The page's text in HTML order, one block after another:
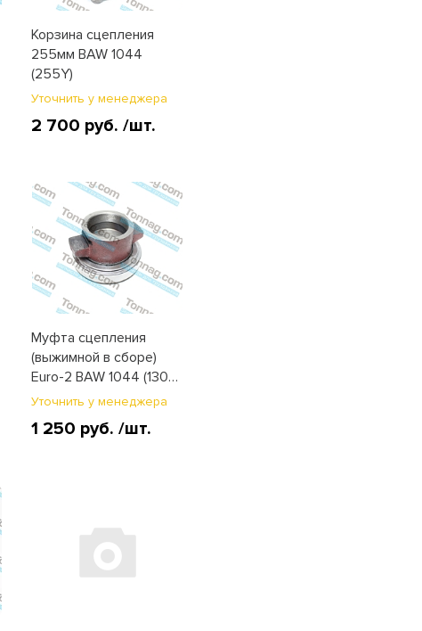
Корзина сцепления
255мм BAW 1044
(255Y)
Уточнить у менеджера
2 700 руб. /шт.
Муфта сцепления
(выжимной в сборе)
Euro-2 BAW 1044 (130-
1602052)
Уточнить у менеджера
1 250 руб. /шт.